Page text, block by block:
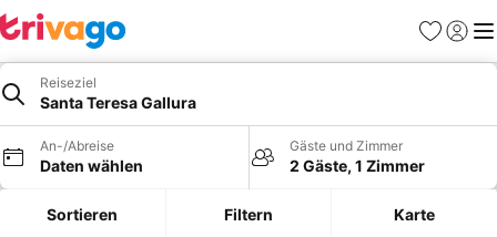
Favoriten
Reiseziel
Santa Teresa Gallura
An-/Abreise
Daten wählen
Gäste und Zimmer
2 Gäste, 1 Zimmer
Sortieren Filtern Karte